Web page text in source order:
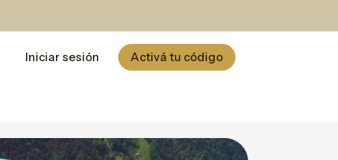
Iniciar sesión Activá tu código